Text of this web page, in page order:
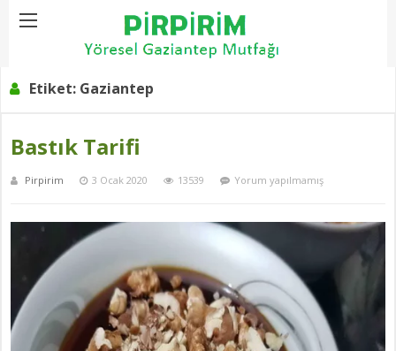
Home Gaziantep
Etiket: Gaziantep
Bastık Tarifi
Pirpirim 3 Ocak 2020 13539 Yorum yapılmamış